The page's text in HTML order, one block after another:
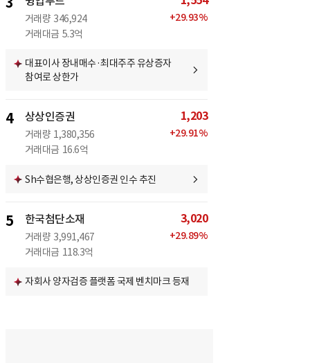
거래량 346,924
거래대금 5.3억
+29.93%
대표이사 장내매수·최대주주 유상증자
참여로 상한가
4 상상인증권
거래량 1,380,356
거래대금 16.6억
1,203
+29.91%
Sh수협은행, 상상인증권 인수 추진
5 한국첨단소재
거래량 3,991,467
거래대금 118.3억
3,020
+29.89%
자회사 양자검증 플랫폼 국제 벤치마크 등재